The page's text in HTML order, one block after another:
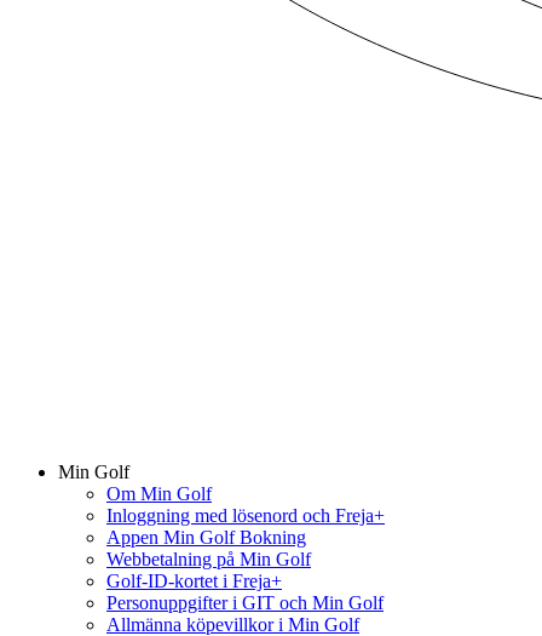
Min Golf
Om Min Golf
Inloggning med lösenord och Freja+
Appen Min Golf Bokning
Webbetalning på Min Golf
Golf-ID-kortet i Freja+
Personuppgifter i GIT och Min Golf
Allmänna köpevillkor i Min Golf